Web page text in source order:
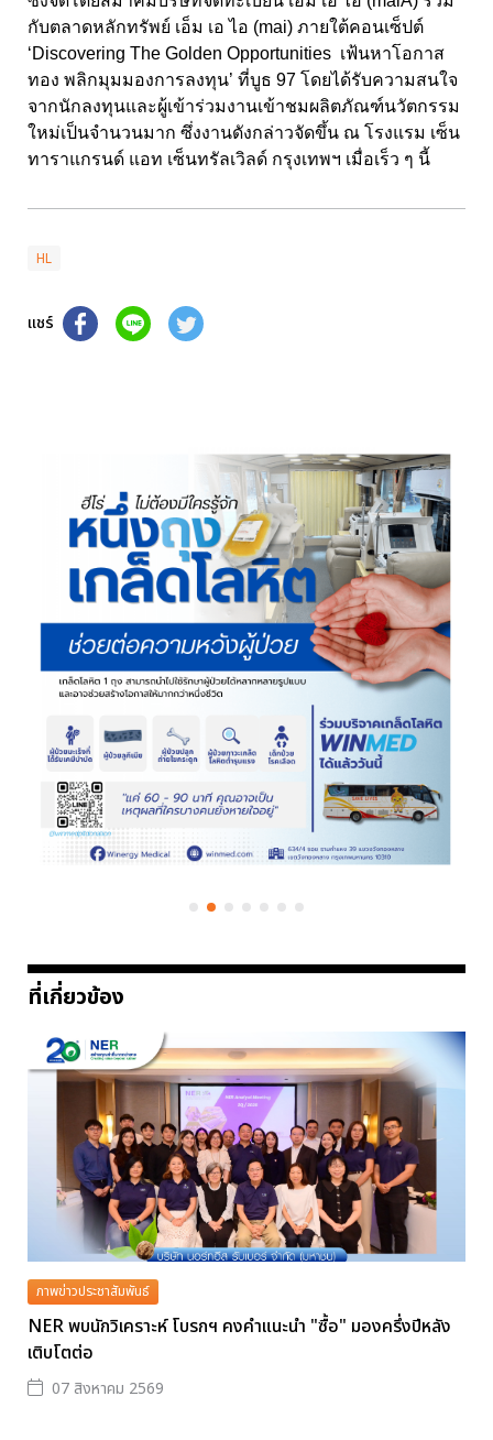
กับตลาดหลักทรัพย์ เอ็ม เอ ไอ (mai) ภายใต้คอนเซ็ปต์
‘Discovering The Golden Opportunities เฟ้นหาโอกาส
ทอง พลิกมุมมองการลงทุน’ ที่บูธ 97 โดยได้รับความสนใจ
จากนักลงทุนและผู้เข้าร่วมงานเข้าชมผลิตภัณฑ์นวัตกรรม
ใหม่เป็นจำนวนมาก ซึ่งงานดังกล่าวจัดขึ้น ณ โรงแรม เซ็น
ทาราแกรนด์ แอท เซ็นทรัลเวิลด์ กรุงเทพฯ เมื่อเร็ว ๆ นี้
HL
แชร์
ที่เกี่ยวข้อง
ภาพข่าวประชาสัมพันธ์
NER พบนักวิเคราะห์ โบรกฯ คงคำแนะนำ "ซื้อ" มองครึ่งปีหลัง
เติบโตต่อ
07 สิงหาคม 2569